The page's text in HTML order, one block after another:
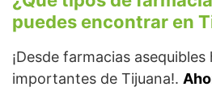
puedes encontrar en
¡Desde farmacias
importantes de Tijuana!.